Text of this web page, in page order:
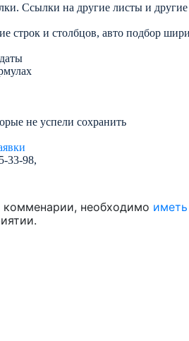
Ссылки на другие листы и
строк и столбцов, авто подбор
не успели сохранить
33-98,
комменарии, необходимо